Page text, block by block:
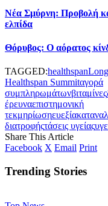
Νέα Σμύρνη: Προβολή
ελπίδα
Θόρυβος: Ο αόρατος
TAGGED:healthspan
Healthspan Summitαγορά
συμπληρωμάτωνβιταμίνες
έρευναεπιστημονική
τεκμηρίωσηευεξία
διατροφήςτάσεις υγείας
Share This Article
Facebook X Email Print
Trending Stories